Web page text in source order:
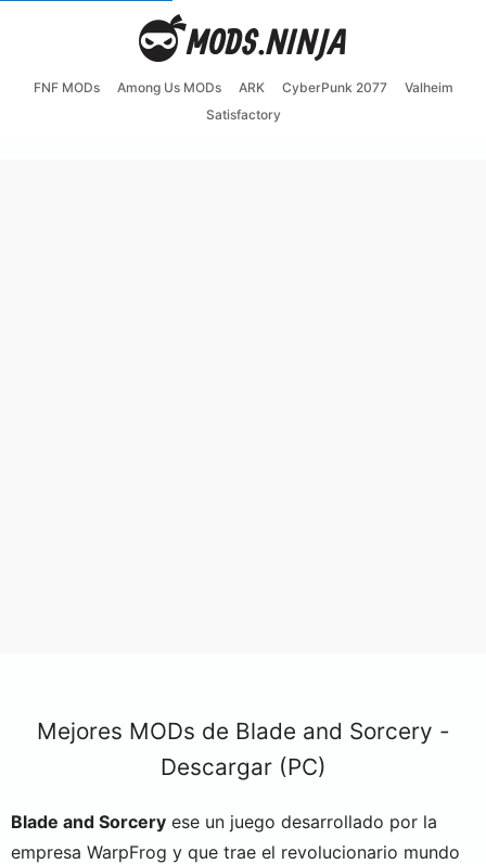
FNF MODs Among Us MODs ARK CyberPunk 2077
Valheim
Satisfactory
Mejores MODs de Blade and Sorcery -
Descargar (PC)
Blade and Sorcery ese un juego desarrollado por la
empresa WarpFrog y que trae el revolucionario mundo